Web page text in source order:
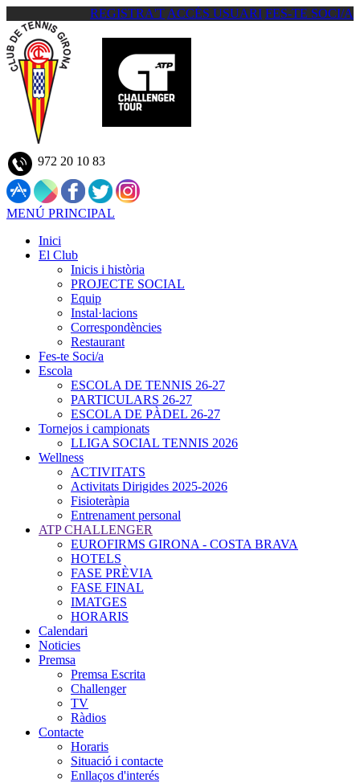
REGISTRA'T ACCÉS USUARI FES-TE SOCI/A
972 20 10 83
MENÚ PRINCIPAL
Inici
El Club
Inicis i història
PROJECTE SOCIAL
Equip
Instal·lacions
Correspondències
Restaurant
Fes-te Soci/a
Escola
ESCOLA DE TENNIS 26-27
PARTICULARS 26-27
ESCOLA DE PÀDEL 26-27
Tornejos i campionats
LLIGA SOCIAL TENNIS 2026
Wellness
ACTIVITATS
Activitats Dirigides 2025-2026
Fisioteràpia
Entrenament personal
ATP CHALLENGER
EUROFIRMS GIRONA - COSTA BRAVA
HOTELS
FASE PRÈVIA
FASE FINAL
IMATGES
HORARIS
Calendari
Noticies
Premsa
Premsa Escrita
Challenger
TV
Ràdios
Contacte
Horaris
Situació i contacte
Enllaços d'interés